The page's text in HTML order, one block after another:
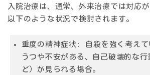
入院治療は、通常、外来治療では対応
以下のような状況で検討されます。
重度の精神症状:
自殺を強く考え
うつや不安がある、自己破壊的な行
ど）が見られる場合。